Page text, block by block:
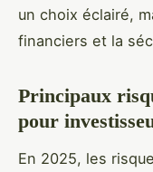
un choix éclairé,
financiers et la
Principaux
pour
En 2025, les